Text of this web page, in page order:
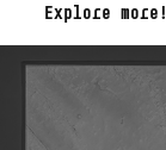
Explore more!